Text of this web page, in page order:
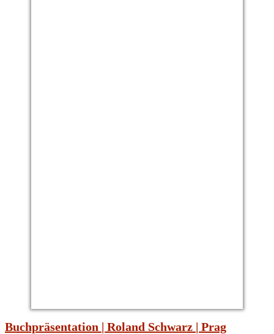
Buchpräsentation | Roland Schwarz | Prag